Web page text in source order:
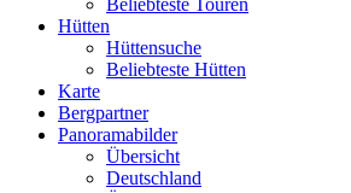
Beliebteste Touren
Hütten
Hüttensuche
Beliebteste Hütten
Karte
Bergpartner
Panoramabilder
Übersicht
Deutschland